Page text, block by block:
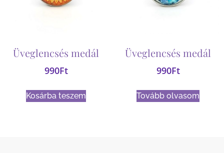
Üveglencsés medál
990Ft
Kosárba teszem
Üveglencsés medál
990Ft
Tovább olvasom